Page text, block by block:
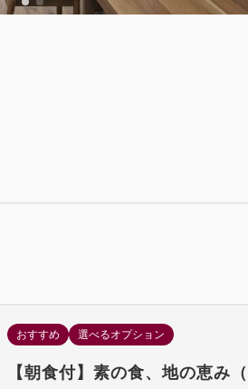
おすすめ 選べるオプション
【朝食付】素の食、地の恵み